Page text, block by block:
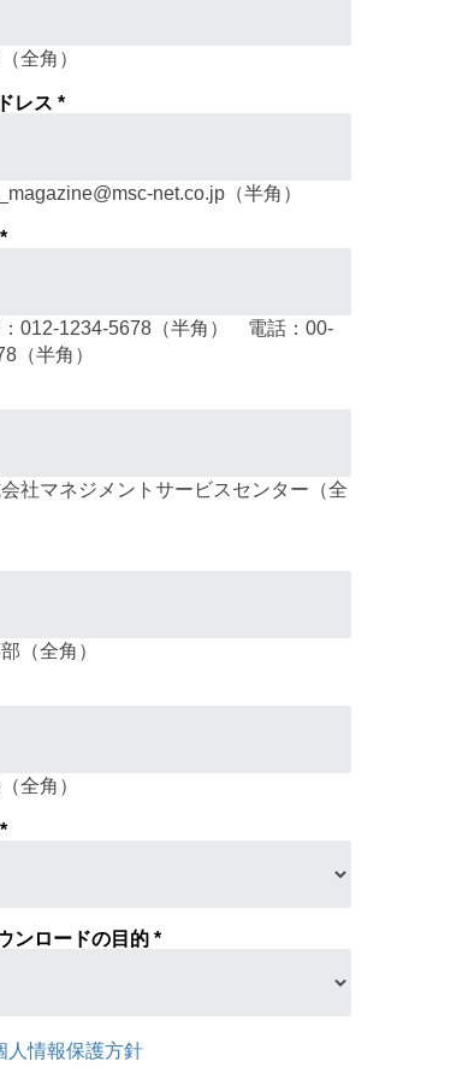
全角）
レス *
net.co.jp（半角）
012-1234-5678（半角） 電話：00-
（半角）
社マネジメントサービスセンター（全
（全角）
全角）
ンロードの目的 *
人情報保護方針